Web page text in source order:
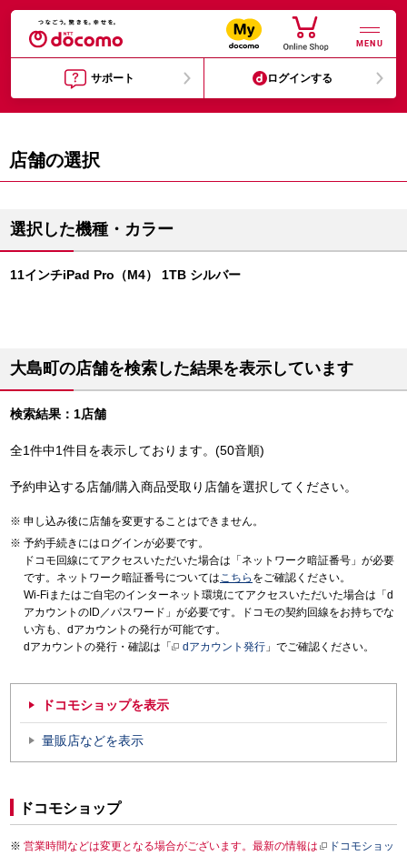
MENU
サポート ログインする
店舗の選択
選択した機種・カラー
11インチiPad Pro（M4） 1TB シルバー
大島町の店舗を検索した結果を表示しています
検索結果：1店舗
全1件中1件目を表示しております。(50音順)
予約申込する店舗/購入商品受取り店舗を選択してください。
申し込み後に店舗を変更することはできません。
予約手続きにはログインが必要です。
ドコモ回線にてアクセスいただいた場合は「ネットワーク暗証番号」が必要
です。ネットワーク暗証番号についてはこちら をご確認ください。
Wi-Fiまたはご自宅のインターネット環境にてアクセスいただいた場合は「d
アカウントのID／パスワード」が必要です。ドコモの契約回線をお持ちでな
い方も、dアカウントの発行が可能です。
dアカウントの発行・確認は「
dアカウント発行 」でご確認ください。
ドコモショップを表示
量販店などを表示
ドコモショップ
営業時間などは変更となる場合がございます。最新の情報は
ドコモショッ